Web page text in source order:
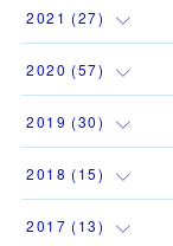
(1)
(1)
(3)
(1)
( 2 )
(2)
(1)
(3)
( 1)
2021 (27)
(1)
(2)
( 2)
( 1 )
2020 (57)
(4)
(6)
(9)
2019 (30)
(12
(3)
2018 (15)
(1)
2017 (13)